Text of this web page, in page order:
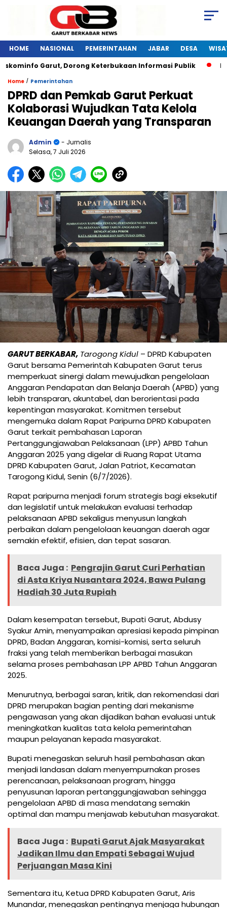
HOME NASIONAL PEMERINTAHAN JABAR DESA
Garut, Dorong Keterbukaan Informasi Publik
Home / Pemerintahan
DPRD dan Pemkab Garut Perkuat
Kolaborasi Wujudkan Tata Kelola
Keuangan Daerah yang Transparan
Admin
- Jurnalis
Selasa, 7 Juli 2026
GARUT BERKABAR, Tarogong Kidul – DPRD Kabupaten
Garut bersama Pemerintah Kabupaten Garut terus
memperkuat sinergi dalam mewujudkan pengelolaan
Anggaran Pendapatan dan Belanja Daerah (APBD) yang
lebih transparan, akuntabel, dan berorientasi pada
kepentingan masyarakat. Komitmen tersebut
mengemuka dalam Rapat Paripurna DPRD Kabupaten
Garut terkait pembahasan Laporan
Pertanggungjawaban Pelaksanaan (LPP) APBD Tahun
Anggaran 2025 yang digelar di Ruang Rapat Utama
DPRD Kabupaten Garut, Jalan Patriot, Kecamatan
Tarogong Kidul, Senin (6/7/2026).
Rapat paripurna menjadi forum strategis bagi eksekutif
dan legislatif untuk melakukan evaluasi terhadap
pelaksanaan APBD sekaligus menyusun langkah
perbaikan dalam pengelolaan keuangan daerah agar
semakin efektif, efisien, dan tepat sasaran.
Baca Juga : Pengrajin Garut Curi Perhatian
di Asta Kriya Nusantara 2024, Bawa Pulang
Hadiah 30 Juta Rupiah
Dalam kesempatan tersebut, Bupati Garut, Abdusy
Syakur Amin, menyampaikan apresiasi kepada pimpinan
DPRD, Badan Anggaran, komisi-komisi, serta seluruh
fraksi yang telah memberikan berbagai masukan
selama proses pembahasan LPP APBD Tahun Anggaran
2025.
Menurutnya, berbagai saran, kritik, dan rekomendasi dari
DPRD merupakan bagian penting dari mekanisme
pengawasan yang akan dijadikan bahan evaluasi untuk
meningkatkan kualitas tata kelola pemerintahan
maupun pelayanan kepada masyarakat.
Bupati menegaskan seluruh hasil pembahasan akan
menjadi landasan dalam menyempurnakan proses
perencanaan, pelaksanaan program, hingga
penyusunan laporan pertanggungjawaban sehingga
pengelolaan APBD di masa mendatang semakin
optimal dan mampu menjawab kebutuhan masyarakat.
Baca Juga : Bupati Garut Ajak Masyarakat
Jadikan Ilmu dan Empati Sebagai Wujud
Perjuangan Masa Kini
Sementara itu, Ketua DPRD Kabupaten Garut, Aris
Munandar, menegaskan pentingnya menjaga hubungan